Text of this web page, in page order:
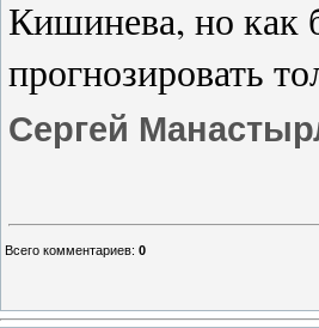
Кишинева, но как
прогнозировать
Сергей
Всего комментариев: 0